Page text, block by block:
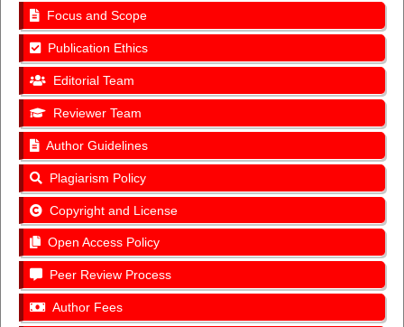
Focus and Scope
Publication Ethics
Editorial Team
Reviewer Team
Author Guidelines
Plagiarism Policy
Copyright and License
Open Access Policy
Peer Review Process
Author Fees